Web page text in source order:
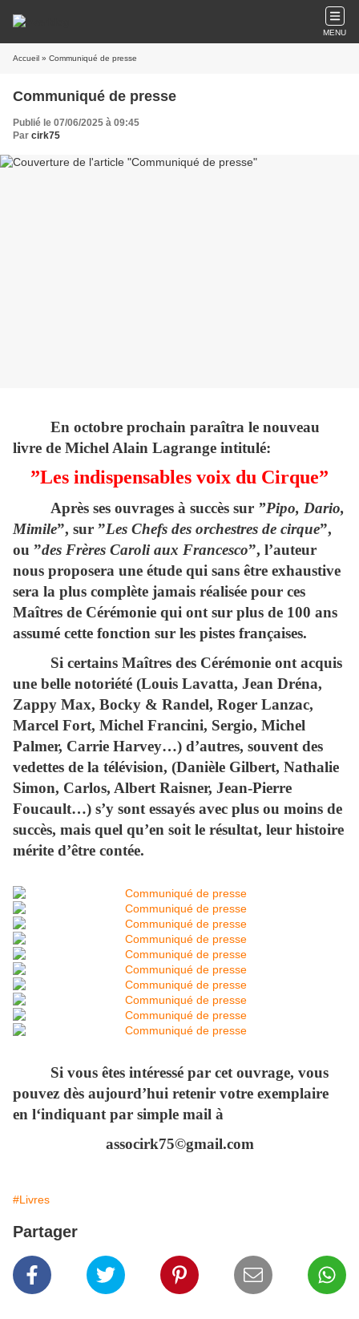
MENU
Accueil » Communiqué de presse
Communiqué de presse
Publié le 07/06/2025 à 09:45
Par cirk75
En octobre prochain paraîtra le nouveau
livre de Michel Alain Lagrange intitulé:
”Les indispensables voix du Cirque”
Après ses ouvrages à succès sur ”Pipo, Dario,
Mimile”, sur ”Les Chefs des orchestres de cirque”,
ou ”des Frères Caroli aux Francesco”, l’auteur
nous proposera une étude qui sans être exhaustive
sera la plus complète jamais réalisée pour ces
Maîtres de Cérémonie qui ont sur plus de 100 ans
assumé cette fonction sur les pistes françaises.
Si certains Maîtres des Cérémonie ont acquis
une belle notoriété (Louis Lavatta, Jean Dréna,
Zappy Max, Bocky & Randel, Roger Lanzac,
Marcel Fort, Michel Francini, Sergio, Michel
Palmer, Carrie Harvey…) d’autres, souvent des
vedettes de la télévision, (Danièle Gilbert, Nathalie
Simon, Carlos, Albert Raisner, Jean-Pierre
Foucault…) s’y sont essayés avec plus ou moins de
succès, mais quel qu’en soit le résultat, leur histoire
mérite d’être contée.
Si vous êtes intéressé par cet ouvrage, vous
pouvez dès aujourd’hui retenir votre exemplaire
en l‘indiquant par simple mail à
associrk75©gmail.com
#Livres
Partager